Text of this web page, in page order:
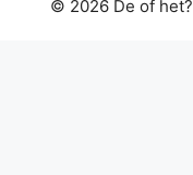
© 2026 De of het?